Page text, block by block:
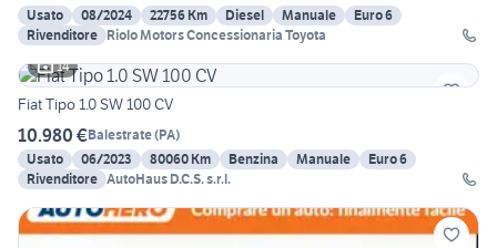
Usato 08/2024 22756 Km Diesel Manuale
Euro 6
Rivenditore Riolo Motors Concessionaria Toyota
14
Fiat Tipo 1.0 SW 100 CV
10.980 €Balestrate(PA)
Usato
06/2023 80060 Km Benzina Manuale
Euro 6
Rivenditore AutoHaus D.C.S. s.r.l.